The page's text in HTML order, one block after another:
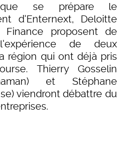
se prépare le
d'Enternext, Deloitte
Finance proposent de
de deux
région qui ont déjà pris
Thierry Gosselin
et Stéphane
viendront débattre du